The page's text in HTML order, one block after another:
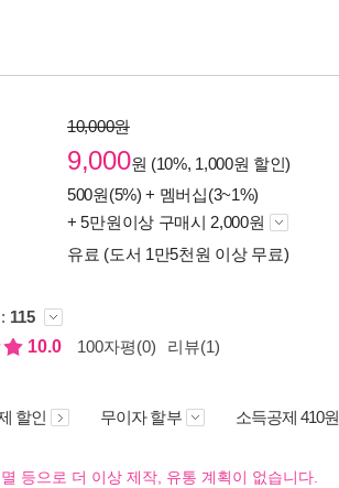
10,000원
9,000원 (10%, 1,000원 할인)
500원(5%) + 멤버십(3~1%)
+ 5만원이상 구매시 2,000원
유료 (도서 1만5천원 이상 무료)
115
10.0
100자평(0) 리뷰(1)
할인 무이자 할부 소득공제 410원
등으로 더 이상 제작, 유통 계획이 없습니다.